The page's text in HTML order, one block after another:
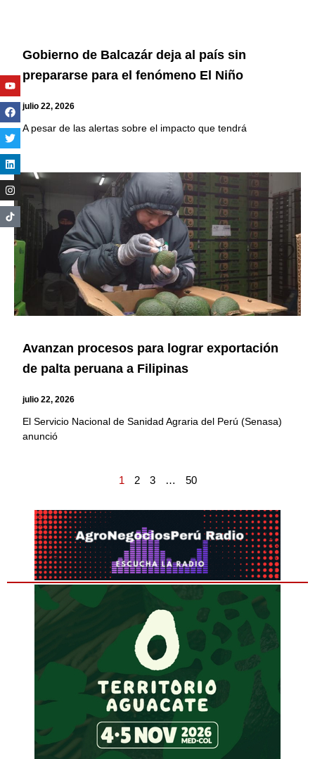
Gobierno de Balcazár deja al país sin
prepararse para el fenómeno El Niño
julio 22, 2026
A pesar de las alertas sobre el impacto que tendrá
Avanzan procesos para lograr exportación
de palta peruana a Filipinas
julio 22, 2026
El Servicio Nacional de Sanidad Agraria del Perú (Senasa)
anunció
1 2 3 … 50
Youtube
Facebook
Twitter
Linkedin
Instagram